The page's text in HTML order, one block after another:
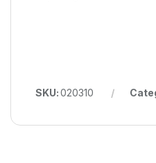
SKU:020310